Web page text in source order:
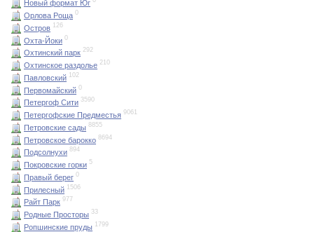
Новый формат Юг
Орлова Роща 0
Остров 126
Охта-Йоки 0
Охтинский парк 292
Охтинское раздолье 210
Павловский 102
Первомайский 0
Петергоф Сити 3590
Петергофские Предместья 9061
Петровские сады 8855
Петровское барокко 8694
Подсолнухи 894
Покровские горки 5
Правый берег 0
Прилесный 1506
Райт Парк 977
Родные Просторы 33
Ропшинские пруды 1799